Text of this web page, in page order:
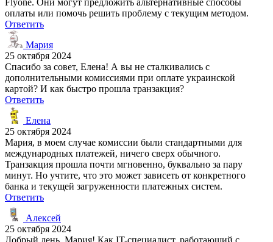
оплаты или помочь решить проблему с текущим методом.
Ответить
Мария
25 октября 2024
Спасибо за совет, Елена! А вы не сталкивались с
дополнительными комиссиями при оплате украинской
картой? И как быстро прошла транзакция?
Ответить
Елена
25 октября 2024
Мария, в моем случае комиссии были стандартными для
международных платежей, ничего сверх обычного.
Транзакция прошла почти мгновенно, буквально за пару
минут. Но учтите, что это может зависеть от конкретного
банка и текущей загруженности платежных систем.
Ответить
Алексей
25 октября 2024
Добрый день, Мария! Как IT-специалист, работающий с